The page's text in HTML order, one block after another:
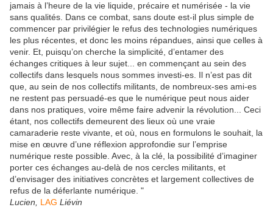
jamais à l’heure de la vie liquide, précaire et numérisée - la vie
sans qualités. Dans ce combat, sans doute est-il plus simple de
commencer par privilégier le refus des technologies numériques
les plus récentes, et donc les moins répandues, ainsi que celles à
venir. Et, puisqu’on cherche la simplicité, d’entamer des
échanges critiques à leur sujet... en commençant au sein des
collectifs dans lesquels nous sommes investi-es. Il n’est pas dit
que, au sein de nos collectifs militants, de nombreux-ses ami-es
ne restent pas persuadé-es que le numérique peut nous aider
dans nos pratiques, voire même faire advenir la révolution... Ceci
étant, nos collectifs demeurent des lieux où une vraie
camaraderie reste vivante, et où, nous en formulons le souhait, la
mise en œuvre d’une réflexion approfondie sur l’emprise
numérique reste possible. Avec, à la clé, la possibilité d’imaginer
porter ces échanges au-delà de nos cercles militants, et
d’envisager des initiatives concrètes et largement collectives de
refus de la déferlante numérique. "
Lucien, LAG Liévin